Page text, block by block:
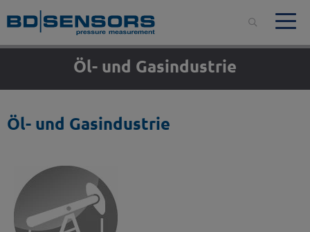
Öl- und Gasindustrie
Öl- und Gasindustrie